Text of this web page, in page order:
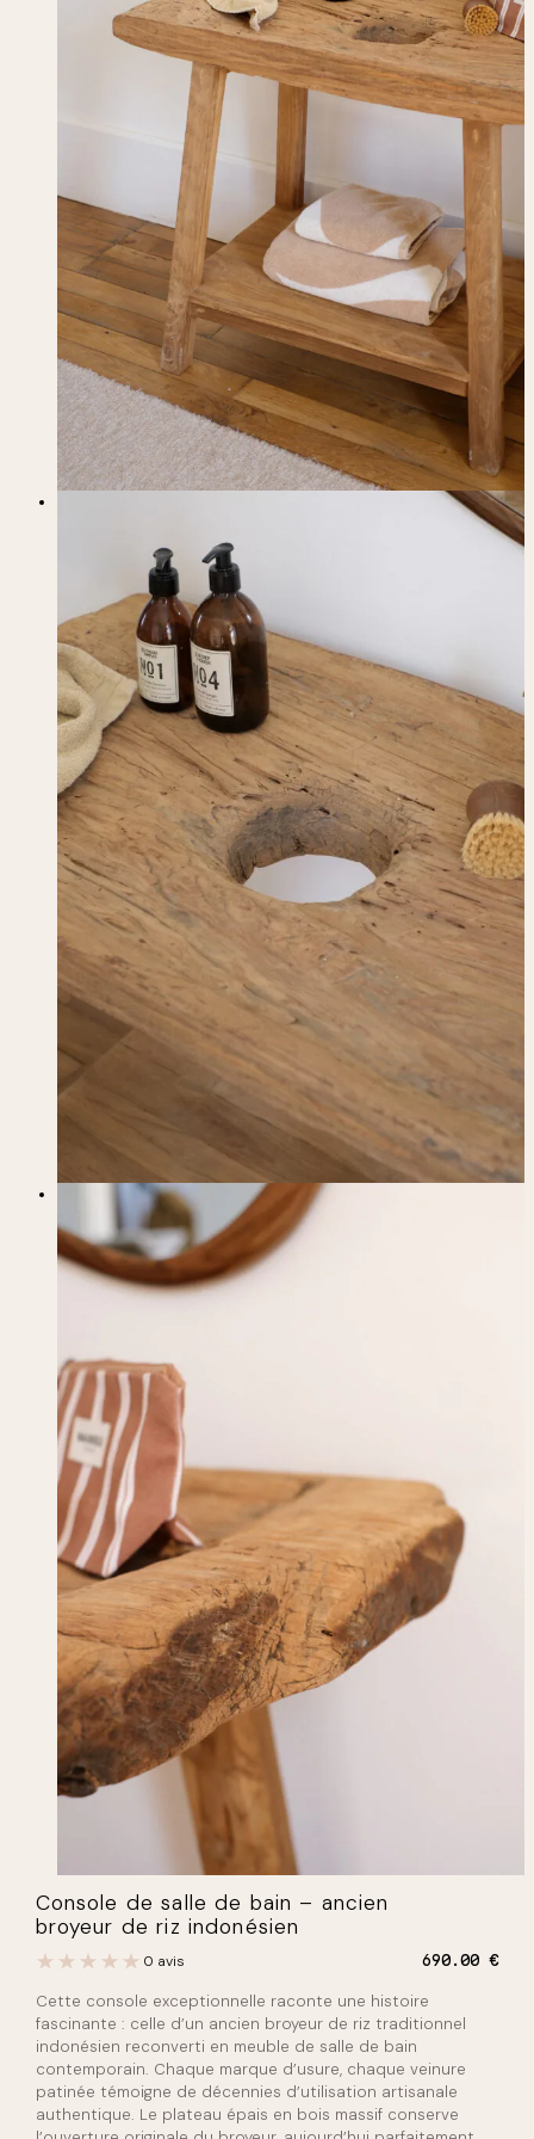
Console de salle de bain – ancien
broyeur de riz indonésien
0 avis 690.00€
Cette console exceptionnelle raconte une histoire
fascinante : celle d’un ancien broyeur de riz traditionnel
indonésien reconverti en meuble de salle de bain
contemporain. Chaque marque d’usure, chaque veinure
patinée témoigne de décennies d’utilisation artisanale
authentique. Le plateau épais en bois massif conserve